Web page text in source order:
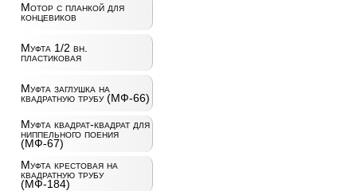
Мотор с планкой для
концевиков
Муфта 1/2 вн.
пластиковая
Муфта заглушка на
квадратную трубу (МФ-66)
Муфта квадрат-квадрат для
ниппельного поения
(МФ-67)
Муфта крестовая на
квадратную трубу
(МФ-184)